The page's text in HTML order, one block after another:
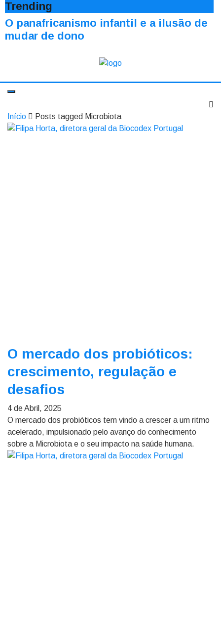
Trending
O panafricanismo infantil e a ilusão de
mudar de dono
Início Posts tagged Microbiota
O mercado dos probióticos:
crescimento, regulação e
desafios
4 de Abril, 2025
O mercado dos probióticos tem vindo a crescer a um ritmo
acelerado, impulsionado pelo avanço do conhecimento
sobre a Microbiota e o seu impacto na saúde humana.